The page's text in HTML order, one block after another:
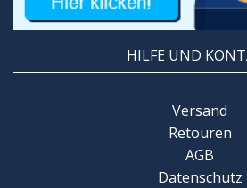
HILFE UND
Versand
Retouren
AGB
Datenschutz